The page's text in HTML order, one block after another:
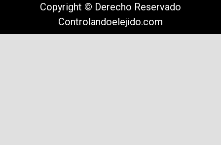
Copyright © Derecho Reservado
Controlandoelejido.com